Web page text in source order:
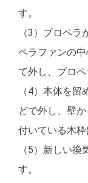
す。
（3）プロペ
ペラファンの
て外し、プロペ
（4）本体を
どで外し、壁
付いている木枠
（5）新しい
す。